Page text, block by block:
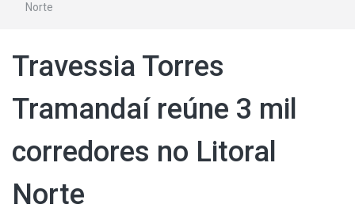
Norte
Travessia Torres
Tramandaí reúne 3 mil
corredores no Litoral
Norte